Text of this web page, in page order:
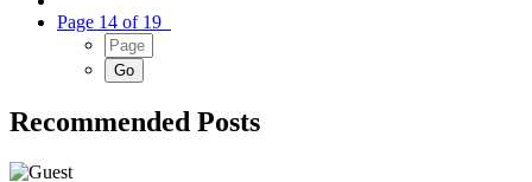
Page 14 of 19
Recommended Posts